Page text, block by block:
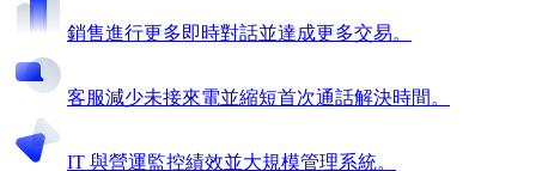
銷售進行更多即時對話並達成更多交易。
客服減少未接來電並縮短首次通話解決時間。
IT 與營運監控績效並大規模管理系統。